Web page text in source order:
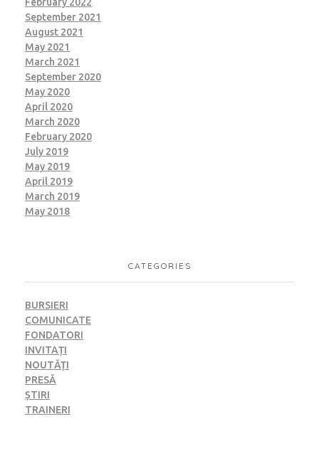
September 2021
August 2021
May 2021
March 2021
September 2020
May 2020
April 2020
March 2020
February 2020
July 2019
May 2019
April 2019
March 2019
May 2018
CATEGORIES
BURSIERI
COMUNICATE
FONDATORI
INVITAȚI
NOUTĂȚI
PRESĂ
ȘTIRI
TRAINERI